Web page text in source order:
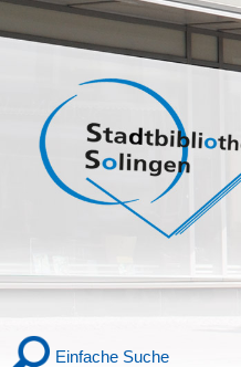
Einfache Suche